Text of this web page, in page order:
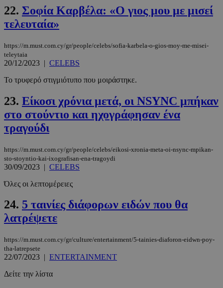
22. Σοφία Καρβέλα: «Ο γιος μου με μισεί
τελευταία»
https://m.must.com.cy/gr/people/celebs/sofia-karbela-o-gios-moy-me-misei-
teleytaia
20/12/2023 | CELEBS
Το τρυφερό στιγμιότυπο που μοιράστηκε.
23. Είκοσι χρόνια μετά, οι NSYNC μπήκαν
στο στούντιο και ηχογράφησαν ένα
τραγούδι
https://m.must.com.cy/gr/people/celebs/eikosi-xronia-meta-oi-nsync-mpikan-
sto-stoyntio-kai-ixografisan-ena-tragoydi
30/09/2023 | CELEBS
Όλες οι λεπτομέρειες
24. 5 ταινίες διάφορων ειδών που θα
λατρέψετε
https://m.must.com.cy/gr/culture/entertainment/5-tainies-diaforon-eidwn-poy-
tha-latrepsete
22/07/2023 | ENTERTAINMENT
Δείτε την λίστα
__cf_bm
Cloudflare Inc.
CookieScriptConsent
4
Google
Privacy Policy